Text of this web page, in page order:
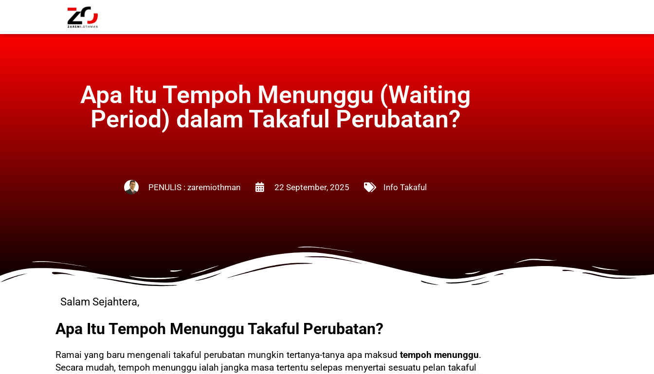
Apa Itu Tempoh Menunggu (Waiting
Period) dalam Takaful Perubatan?
PENULIS : zaremiothman 22 September, 2025 Info Takaful
Salam Sejahtera,
Apa Itu Tempoh Menunggu Takaful Perubatan?
Ramai yang baru mengenali takaful perubatan mungkin tertanya-tanya apa maksud tempoh menunggu.
Secara mudah, tempoh menunggu ialah jangka masa tertentu selepas menyertai sesuatu pelan takaful